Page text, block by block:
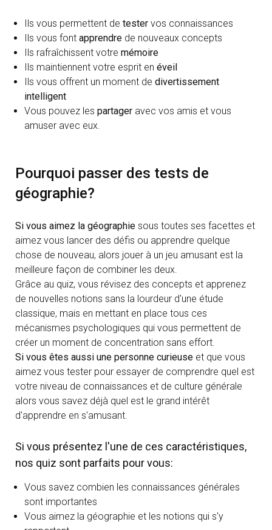
Ils vous permettent de tester vos connaissances
Ils vous font apprendre de nouveaux concepts
Ils rafraîchissent votre mémoire
Ils maintiennent votre esprit en éveil
Ils vous offrent un moment de divertissement
intelligent
Vous pouvez les partager avec vos amis et vous
amuser avec eux.
Pourquoi passer des tests de
géographie?
Si vous aimez la géographie sous toutes ses facettes et
aimez vous lancer des défis ou apprendre quelque
chose de nouveau, alors jouer à un jeu amusant est la
meilleure façon de combiner les deux.
Grâce au quiz, vous révisez des concepts et apprenez
de nouvelles notions sans la lourdeur d'une étude
classique, mais en mettant en place tous ces
mécanismes psychologiques qui vous permettent de
créer un moment de concentration sans effort.
Si vous êtes aussi une personne curieuse et que vous
aimez vous tester pour essayer de comprendre quel est
votre niveau de connaissances et de culture générale
alors vous savez déjà quel est le grand intérêt
d'apprendre en s'amusant.
Si vous présentez l'une de ces caractéristiques,
nos quiz sont parfaits pour vous:
Vous savez combien les connaissances générales
sont importantes
Vous aimez la géographie et les notions qui s'y